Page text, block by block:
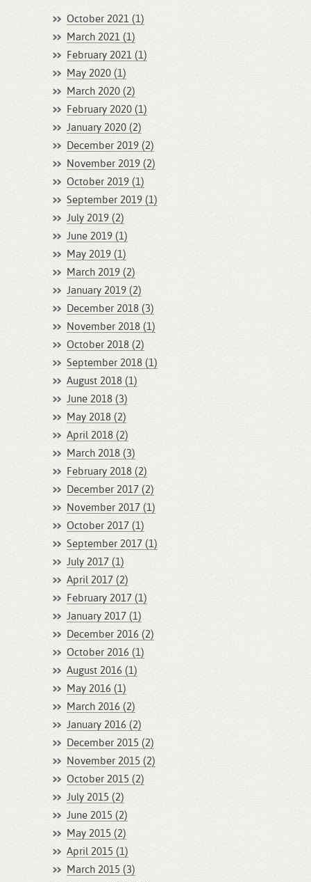
October 2021 (1)
March 2021 (1)
February 2021 (1)
May 2020 (1)
March 2020 (2)
February 2020 (1)
January 2020 (2)
December 2019 (2)
November 2019 (2)
October 2019 (1)
September 2019 (1)
July 2019 (2)
June 2019 (1)
May 2019 (1)
March 2019 (2)
January 2019 (2)
December 2018 (3)
November 2018 (1)
October 2018 (2)
September 2018 (1)
August 2018 (1)
June 2018 (3)
May 2018 (2)
April 2018 (2)
March 2018 (3)
February 2018 (2)
December 2017 (2)
November 2017 (1)
October 2017 (1)
September 2017 (1)
July 2017 (1)
April 2017 (2)
February 2017 (1)
January 2017 (1)
December 2016 (2)
October 2016 (1)
August 2016 (1)
May 2016 (1)
March 2016 (2)
January 2016 (2)
December 2015 (2)
November 2015 (2)
October 2015 (2)
July 2015 (2)
June 2015 (2)
May 2015 (2)
April 2015 (1)
March 2015 (3)